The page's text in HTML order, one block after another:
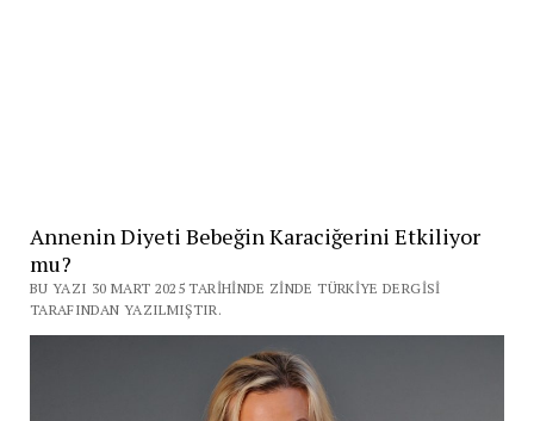
Annenin Diyeti Bebeğin Karaciğerini Etkiliyor
mu?
BU YAZI 30 MART 2025 TARIHINDE ZINDE TÜRKIYE DERGISI
TARAFINDAN YAZILMIŞTIR.